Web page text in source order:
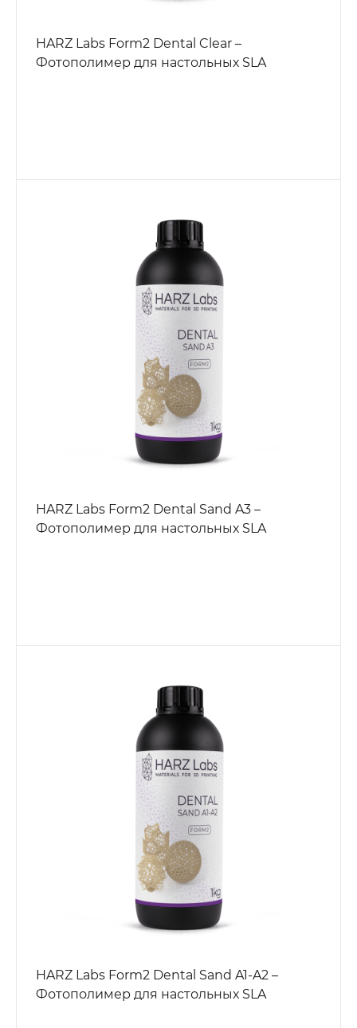
HARZ Labs Form2 Dental Clear –
Фотополимер для настольных SLA
HARZ Labs Form2 Dental Sand A3 –
Фотополимер для настольных SLA
HARZ Labs Form2 Dental Sand A1-A2 –
Фотополимер для настольных SLA